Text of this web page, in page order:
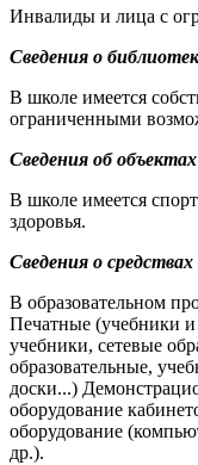
Инвалиды и лица с
Сведения о
В школе имеется
ограниченными
Сведения об
В школе имеется
здоровья.
Сведения о
В образовательном
Печатные (учебники и
учебники, сетевые
образовательные,
доски...)
оборудование
оборудование
др.).